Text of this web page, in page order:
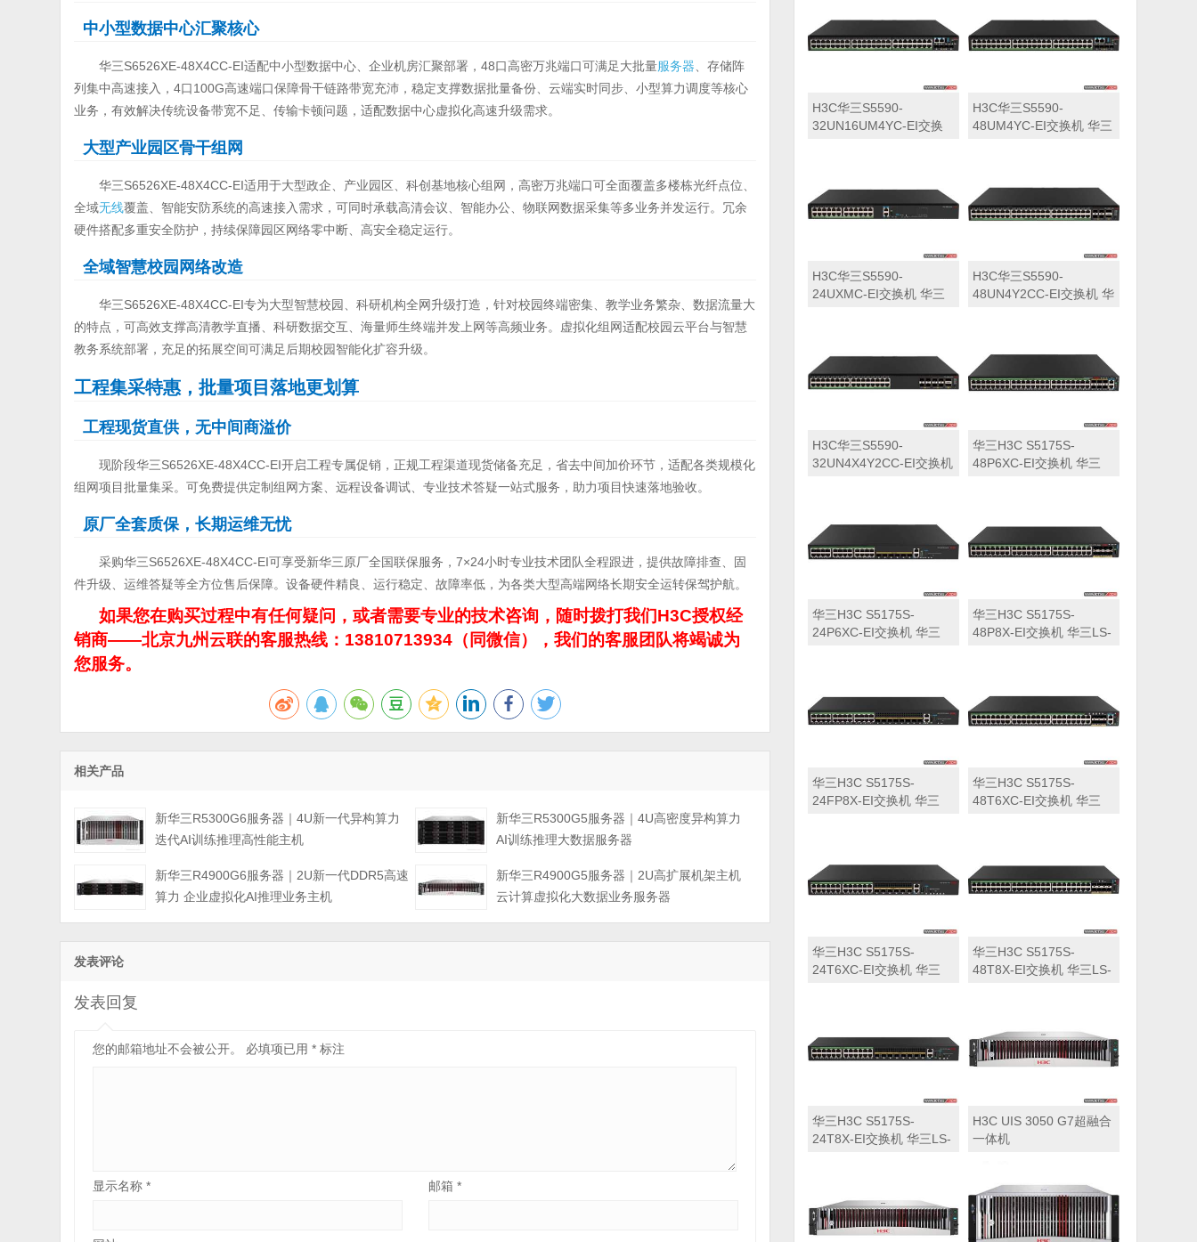
中小型数据中心汇聚核心
华三S6526XE-48X4CC-EI适配中小型数据中心、企业机房汇聚部署，48口高密万兆端口可满足大批量服务器、存储阵
列集中高速接入，4口100G高速端口保障骨干链路带宽充沛，稳定支撑数据批量备份、云端实时同步、小型算力调度等核心
业务，有效解决传统设备带宽不足、传输卡顿问题，适配数据中心虚拟化高速升级需求。
大型产业园区骨干组网
华三S6526XE-48X4CC-EI适用于大型政企、产业园区、科创基地核心组网，高密万兆端口可全面覆盖多楼栋光纤点位、
全域无线覆盖、智能安防系统的高速接入需求，可同时承载高清会议、智能办公、物联网数据采集等多业务并发运行。冗余
硬件搭配多重安全防护，持续保障园区网络零中断、高安全稳定运行。
全域智慧校园网络改造
华三S6526XE-48X4CC-EI专为大型智慧校园、科研机构全网升级打造，针对校园终端密集、教学业务繁杂、数据流量大
的特点，可高效支撑高清教学直播、科研数据交互、海量师生终端并发上网等高频业务。虚拟化组网适配校园云平台与智慧
教务系统部署，充足的拓展空间可满足后期校园智能化扩容升级。
工程集采特惠，批量项目落地更划算
工程现货直供，无中间商溢价
现阶段华三S6526XE-48X4CC-EI开启工程专属促销，正规工程渠道现货储备充足，省去中间加价环节，适配各类规模化
组网项目批量集采。可免费提供定制组网方案、远程设备调试、专业技术答疑一站式服务，助力项目快速落地验收。
原厂全套质保，长期运维无忧
采购华三S6526XE-48X4CC-EI可享受新华三原厂全国联保服务，7×24小时专业技术团队全程跟进，提供故障排查、固
件升级、运维答疑等全方位售后保障。设备硬件精良、运行稳定、故障率低，为各类大型高端网络长期安全运转保驾护航。
如果您在购买过程中有任何疑问，或者需要专业的技术咨询，随时拨打我们H3C授权经
销商——北京九州云联的客服热线：13810713934（同微信），我们的客服团队将竭诚为
您服务。
相关产品
新华三R5300G6服务器｜4U新一代异构算力
迭代AI训练推理高性能主机
新华三R5300G5服务器｜4U高密度异构算力
AI训练推理大数据服务器
新华三R4900G6服务器｜2U新一代DDR5高速
算力 企业虚拟化AI推理业务主机
新华三R4900G5服务器｜2U高扩展机架主机
云计算虚拟化大数据业务服务器
发表评论
发表回复
您的邮箱地址不会被公开。 必填项已用* 标注
显示名称* 邮箱 *
H3C华三S5590-
32UN16UM4YC-EI交换
H3C华三S5590-
48UM4YC-EI交换机 华三
H3C华三S5590-
24UXMC-EI交换机 华三
H3C华三S5590-
48UN4Y2CC-EI交换机 华
H3C华三S5590-
32UN4X4Y2CC-EI交换机
华三H3C S5175S-
48P6XC-EI交换机 华三
华三H3C S5175S-
24P6XC-EI交换机 华三
华三H3C S5175S-
48P8X-EI交换机 华三LS-
华三H3C S5175S-
24FP8X-EI交换机 华三
华三H3C S5175S-
48T6XC-EI交换机 华三
华三H3C S5175S-
24T6XC-EI交换机 华三
华三H3C S5175S-
48T8X-EI交换机 华三LS-
华三H3C S5175S-
24T8X-EI交换机 华三LS-
H3C UIS 3050 G7超融合
一体机